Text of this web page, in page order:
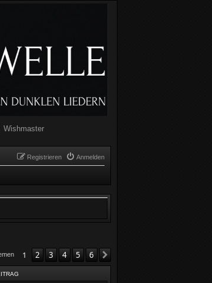
Wishmaster
Anmelden
Registrieren
1 2 3 4 5 6